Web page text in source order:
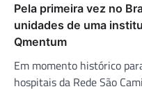
Pela primeira vez no
unidades de uma
Qmentum
Em momento histórico
hospitais da Rede São